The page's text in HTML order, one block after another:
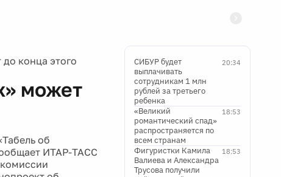
конца этого
может
об
ИТАР-ТАСС
20:34
СИБУР будет
выплачивать
сотрудникам 1 млн
рублей за третьего
ребенка
18:53
«Великий
романтический спад»
распространяется по
всем странам
18:53
Фигуристки Камила
Валиева и Александра
Трусова получили